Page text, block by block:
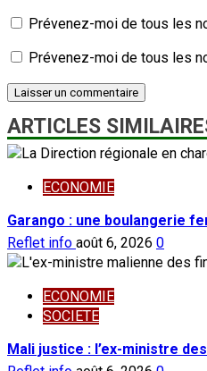
Prévenez-moi de tous les
Prévenez-moi de tous les
ARTICLES
ECONOMIE
Garango : une boulangerie
Reflet info août 6, 2026 0
ECONOMIE
SOCIETE
Mali justice : l’ex-ministre